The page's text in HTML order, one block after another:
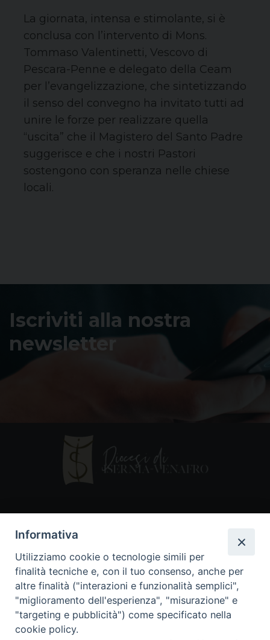
La giornata, intensa e stimolante, si è
conclusa con l’intervento di Mons.
Tommaso Valentinetti, Vescovo di
Pescara-Penne e delegato della Ceam
per l’evangelizzazione, che sintetizzando
il senso del convegno ha invitato tutti ad
unire le forze per realizzare quella
“uscita” che il Magistero del Santo Padre
suggerisce e che i nostri Pastori
sostengono con speranza nelle chiese
locali.
Iscriviti alla nostra
newsletter
86170 Isernia
086550849
segreteria@diocesiiserniavenafro.it
I nostri social
Informativa
Utilizziamo cookie o tecnologie simili per
finalità tecniche e, con il tuo consenso, anche per
altre finalità ("interazioni e funzionalità semplici",
"miglioramento dell'esperienza", "misurazione" e
"targeting e pubblicità") come specificato nella
cookie policy.